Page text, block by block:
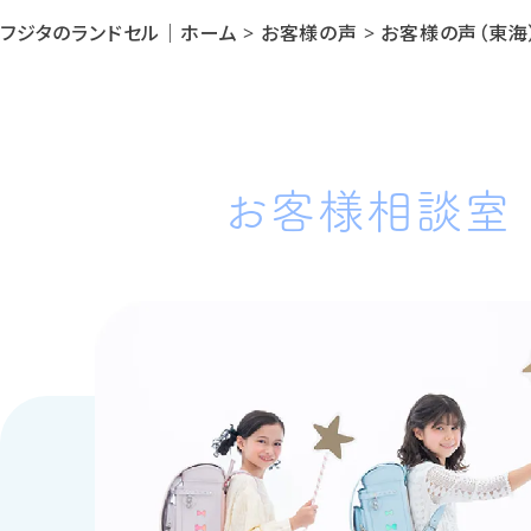
フジタのランドセル｜ホーム > お客様の声 > お客様の声（東海
お客様相談室